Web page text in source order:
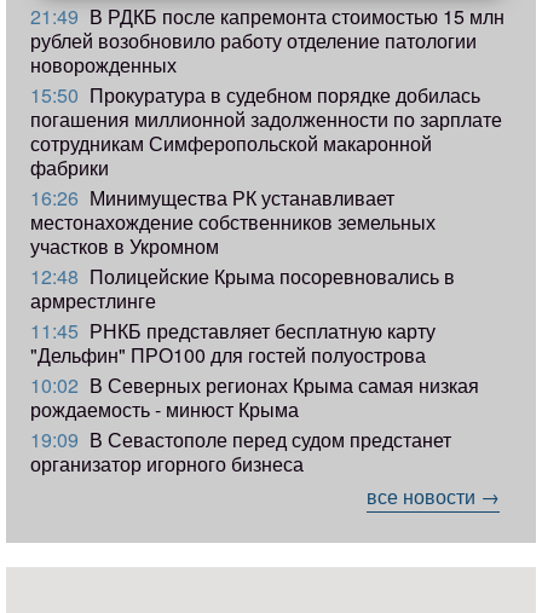
21:49 В РДКБ после капремонта стоимостью 15 млн
рублей возобновило работу отделение патологии
новорожденных
15:50 Прокуратура в судебном порядке добилась
погашения миллионной задолженности по зарплате
сотрудникам Симферопольской макаронной
фабрики
16:26 Минимущества РК устанавливает
местонахождение собственников земельных
участков в Укромном
12:48 Полицейские Крыма посоревновались в
армрестлинге
11:45 РНКБ представляет бесплатную карту
"Дельфин" ПРО100 для гостей полуострова
10:02 В Северных регионах Крыма самая низкая
рождаемость - минюст Крыма
19:09 В Севастополе перед судом предстанет
организатор игорного бизнеса
все новости →